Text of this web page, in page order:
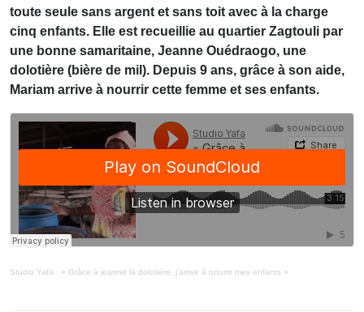
toute seule sans argent et sans toit avec à la charge
cinq enfants. Elle est recueillie au quartier Zagtouli par
une bonne samaritaine, Jeanne Ouédraogo, une
dolotière (bière de mil). Depuis 9 ans, grâce à son aide,
Mariam arrive à nourrir cette femme et ses enfants.
Studio Yafa · « Grâce à jeanne la dolotière, j’arrive à nourrir mes enfants »